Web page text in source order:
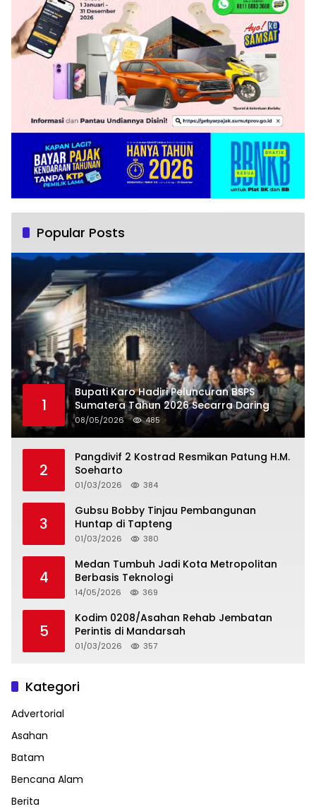
Popular Posts
1
Bupati Karo Hadiri Peluncuran BSPS
Sumatera Tahun 2026 Secarra Daring
08/05/2026 485
2
Pangdivif 2 Kostrad Resmikan Patung H.M.
Soeharto
01/03/2026 384
3
Gubsu Bobby Tinjau Pembangunan
Huntap di Tapteng
01/03/2026 380
4
Medan Tumbuh Jadi Kota Metropolitan
Berbasis Teknologi
14/05/2026 369
5
Kodim 0208/Asahan Rehab Jembatan
Perintis di Mandarsah
01/03/2026 357
Kategori
Advertorial
Asahan
Batam
Bencana Alam
Berita